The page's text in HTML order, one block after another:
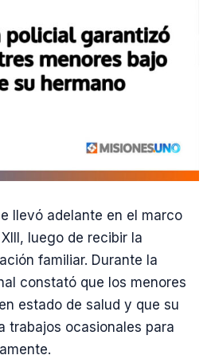
llevó adelante en el marco
luego de recibir la
familiar. Durante la
constató que los menores
estado de salud y que su
trabajos ocasionales para